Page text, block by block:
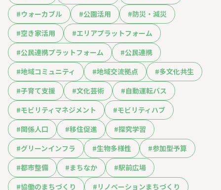
#ウォーカブル #公園活用 #防災・減災
#空き家活用 #エリアプラットフォーム
#公民連携プラットフォーム #公民連携
#地域コミュニティ #地域交流拠点 #多文化共生
#子育て支援 #文化芸術 #自動運転バス
#モビリティマネジメント #モビリティハブ
#関係人口 #移住促進 #探究学習
#グリーンインフラ #生物多様性 #参加型予算
#都市整備 #まちなか #駅前広場
#協働のまちづくり # リノベーションまちづくり